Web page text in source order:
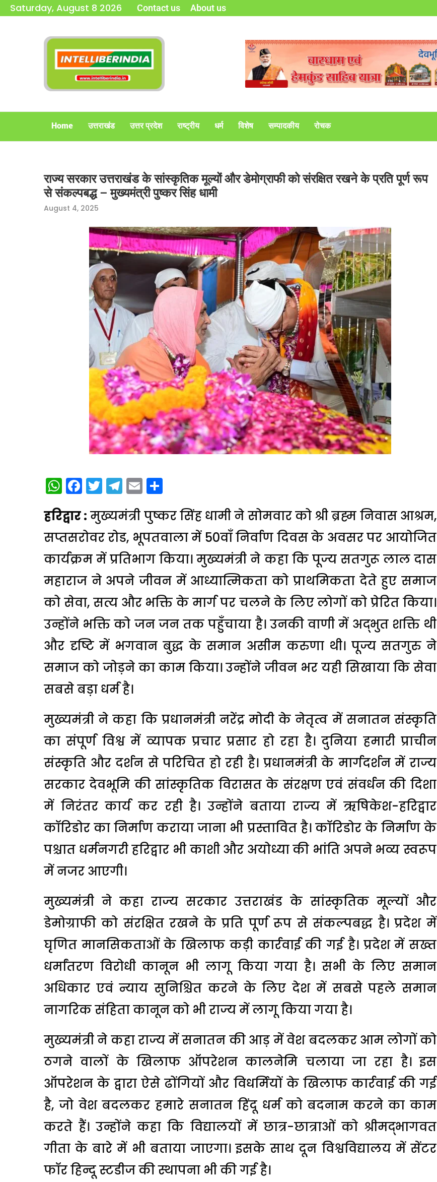
Saturday, August 8 2026 Contact us About us
Home उत्तराखंड उत्तर प्रदेश राष्ट्रीय धर्म विशेष सम्पादकीय रोचक
राज्य सरकार उत्तराखंड के सांस्कृतिक मूल्यों और डेमोग्राफी को संरक्षित रखने के प्रति पूर्ण रूप
से संकल्पबद्ध – मुख्यमंत्री पुष्कर सिंह धामी
August 4, 2025
WhatsApp
Facebook
Twitter
Telegram
Email
हरिद्वार : मुख्यमंत्री पुष्कर सिंह धामी ने सोमवार को श्री ब्रह्म निवास आश्रम,
सप्तसरोवर रोड, भूपतवाला में 50वाँ निर्वाण दिवस के अवसर पर आयोजित
कार्यक्रम में प्रतिभाग किया। मुख्यमंत्री ने कहा कि पूज्य सतगुरू लाल दास
महाराज ने अपने जीवन में आध्यात्मिकता को प्राथमिकता देते हुए समाज
को सेवा, सत्य और भक्ति के मार्ग पर चलने के लिए लोगों को प्रेरित किया।
उन्होंने भक्ति को जन जन तक पहुँचाया है। उनकी वाणी में अद्भुत शक्ति थी
और दृष्टि में भगवान बुद्ध के समान असीम करुणा थी। पूज्य सतगुरु ने
समाज को जोड़ने का काम किया। उन्होंने जीवन भर यही सिखाया कि सेवा
सबसे बड़ा धर्म है।
मुख्यमंत्री ने कहा कि प्रधानमंत्री नरेंद्र मोदी के नेतृत्व में सनातन संस्कृति
का संपूर्ण विश्व में व्यापक प्रचार प्रसार हो रहा है। दुनिया हमारी प्राचीन
संस्कृति और दर्शन से परिचित हो रही है। प्रधानमंत्री के मार्गदर्शन में राज्य
सरकार देवभूमि की सांस्कृतिक विरासत के संरक्षण एवं संवर्धन की दिशा
में निरंतर कार्य कर रही है। उन्होंने बताया राज्य में ऋषिकेश-हरिद्वार
कॉरिडोर का निर्माण कराया जाना भी प्रस्तावित है। कॉरिडोर के निर्माण के
पश्चात धर्मनगरी हरिद्वार भी काशी और अयोध्या की भांति अपने भव्य स्वरूप
में नजर आएगी।
मुख्यमंत्री ने कहा राज्य सरकार उत्तराखंड के सांस्कृतिक मूल्यों और
डेमोग्राफी को संरक्षित रखने के प्रति पूर्ण रूप से संकल्पबद्ध है। प्रदेश में
घृणित मानसिकताओं के खिलाफ कड़ी कार्रवाई की गई है। प्रदेश में सख्त
धर्मांतरण विरोधी कानून भी लागू किया गया है। सभी के लिए समान
अधिकार एवं न्याय सुनिश्चित करने के लिए देश में सबसे पहले समान
नागरिक संहिता कानून को भी राज्य में लागू किया गया है।
मुख्यमंत्री ने कहा राज्य में सनातन की आड़ में वेश बदलकर आम लोगों को
ठगने वालों के खिलाफ ऑपरेशन कालनेमि चलाया जा रहा है। इस
ऑपरेशन के द्वारा ऐसे ढोंगियों और विधर्मियों के खिलाफ कार्रवाई की गई
है, जो वेश बदलकर हमारे सनातन हिंदू धर्म को बदनाम करने का काम
करते हैं। उन्होंने कहा कि विद्यालयों में छात्र-छात्राओं को श्रीमद्भागवत
गीता के बारे में भी बताया जाएगा। इसके साथ दून विश्वविद्यालय में सेंटर
फॉर हिन्दू स्टडीज की स्थापना भी की गई है।